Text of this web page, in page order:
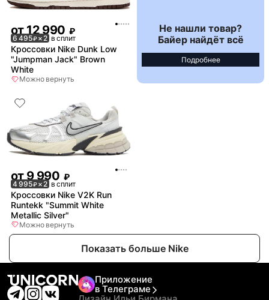
от12 990 ₽
6 495₽× 2 в сплит
Кроссовки Nike Dunk Low
"Jumpman Jack" Brown
White
Можно вернуть
Не нашли товар?
Байер найдёт всё
Подробнее
от9 990 ₽
4 995₽× 2 в сплит
Кроссовки Nike V2K Run
Runtekk "Summit White
Metallic Silver"
Можно вернуть
Показать больше Nike
Приложение
в Телеграме